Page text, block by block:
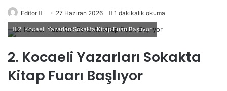
Editor
i
r
-
p
27 Haziran 2026 1 dakikalık okuma
2. Kocaeli Yazarları Sokakta Kitap Fuarı Başlıyor
2. Kocaeli Yazarları Sokakta
Kitap Fuarı Başlıyor